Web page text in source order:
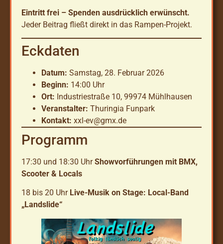
Eintritt frei – Spenden ausdrücklich erwünscht.
Jeder Beitrag fließt direkt in das Rampen-Projekt.
Eckdaten
Datum: Samstag, 28. Februar 2026
Beginn: 14:00 Uhr
Ort: Industriestraße 10, 99974 Mühlhausen
Veranstalter: Thuringia Funpark
Kontakt: xxl-ev@gmx.de
Programm
17:30 und 18:30 UhrShowvorführungen mit BMX,
Scooter & Locals
18 bis 20 Uhr Live-Musik on Stage: Local-Band
„Landslide“